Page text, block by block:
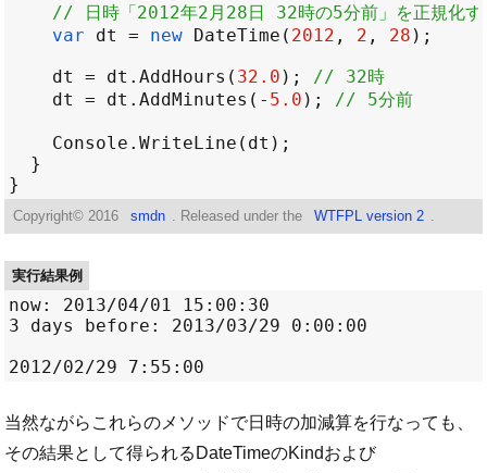
// 日時「2012年2月28日 32時の5分前」を正規化す
var
dt = new DateTime ( 2012 , 2 , 28
dt
= dt . AddHours ( 32.0 );
// 32時
dt
= dt . AddMinutes ( - 5.0 ); // 5分前
Console . WriteLine ( dt
Copyright© 2016 smdn . Released under the WTFPL version 2
実行結果例
now: 2013/04/01 15:00:30
3 days before: 2013/03/29 0:00:00
当然ながらこれらのメソッドで日時の加減算を行なっても、
その結果として得られるDateTimeのKindおよび